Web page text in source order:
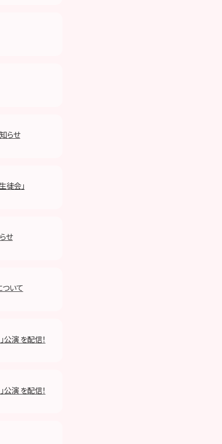
らせ
徒会」
せ
ついて
演 を配信！
演 を配信！